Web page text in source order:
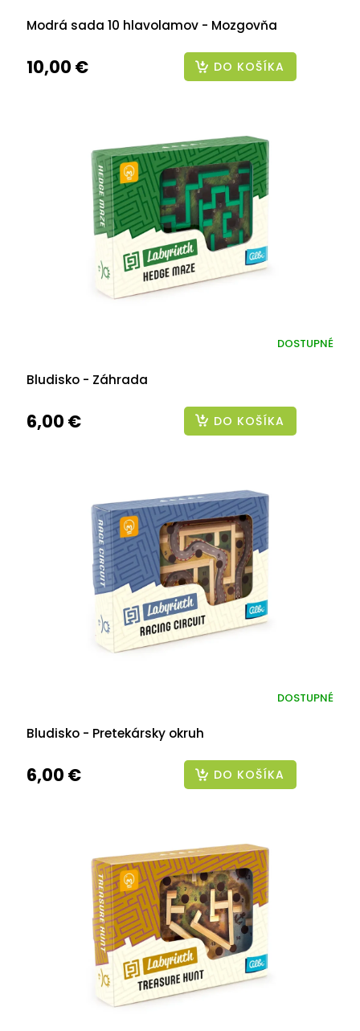
Modrá sada 10 hlavolamov - Mozgovňa
10,00 € DO KOŠÍKA
Bludisko - Záhrada
DOSTUPNÉ
6,00 € DO KOŠÍKA
Bludisko - Pretekársky okruh
DOSTUPNÉ
6,00 € DO KOŠÍKA